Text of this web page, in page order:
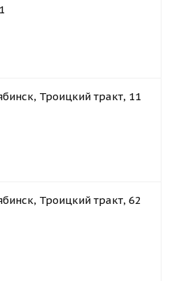
Троицкий тракт, 11
Троицкий тракт, 62